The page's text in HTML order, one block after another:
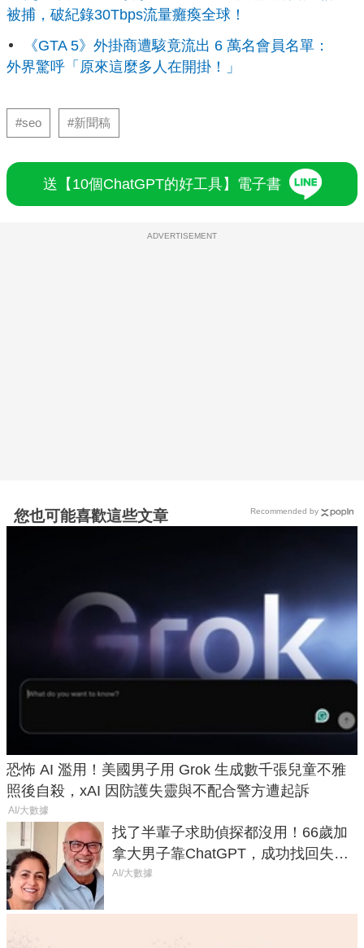
被捕，破紀錄30Tbps流量癱瘓全球！
《GTA 5》外掛商遭駭竟流出 6 萬名會員名單：
外界驚呼「原來這麼多人在開掛！」
#seo #新聞稿
送【10個ChatGPT的好工具】電子書
ADVERTISEMENT
您也可能喜歡這些文章
恐怖 AI 濫用！美國男子用 Grok 生成數千張兒童不雅
照後自殺，xAI 因防護失靈與不配合警方遭起訴
AI/大數據
找了半輩子求助偵探都沒用！66歲加
拿大男子靠ChatGPT，成功找回失散
50年家人
AI/大數據
Recommended by